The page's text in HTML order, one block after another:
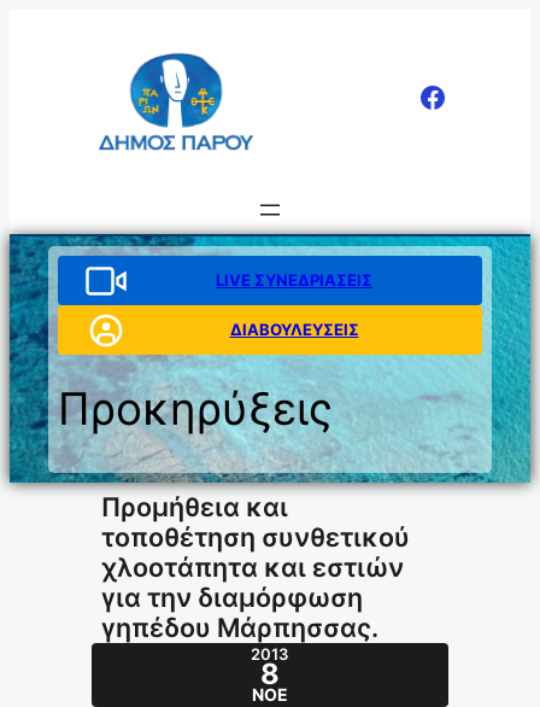
LIVE ΣΥΝΕΔΡΙΑΣΕΙΣ
ΔΙΑΒΟΥΛΕΥΣΕΙΣ
Προκηρύξεις
Προμήθεια και
τοποθέτηση συνθετικού
χλοοτάπητα και εστιών
για την διαμόρφωση
γηπέδου Μάρπησσας.
2013
8
ΝΟΈ